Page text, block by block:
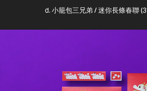
d. 小籠包三兄弟 / 迷你長條春聯